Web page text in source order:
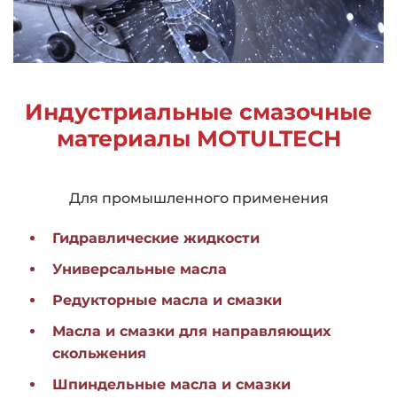
Индустриальные смазочные
материалы MOTULTECH
Для промышленного применения
Гидравлические жидкости
Универсальные масла
Редукторные масла и смазки
Масла и смазки для направляющих
скольжения
Шпиндельные масла и смазки